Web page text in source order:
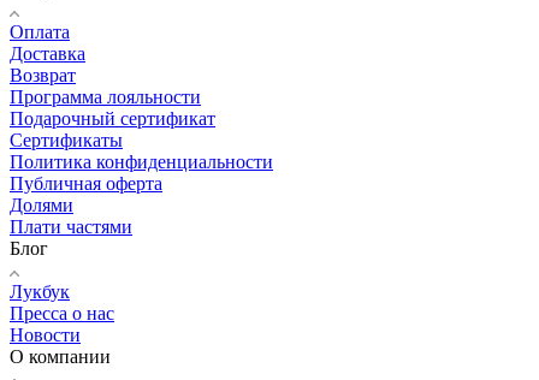
Оплата
Доставка
Возврат
Программа лояльности
Подарочный сертификат
Сертификаты
Политика конфиденциальности
Публичная оферта
Долями
Плати частями
Блог
Лукбук
Пресса о нас
Новости
О компании